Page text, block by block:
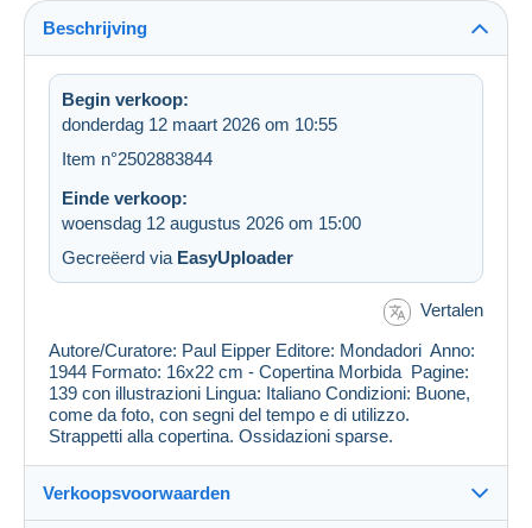
Beschrijving
Begin verkoop:
donderdag 12 maart 2026 om 10:55
Item n°2502883844
Einde verkoop:
woensdag 12 augustus 2026 om 15:00
Gecreëerd via EasyUploader
Vertalen
Autore/Curatore: Paul Eipper Editore: Mondadori Anno:
1944 Formato: 16x22 cm - Copertina Morbida Pagine:
139 con illustrazioni Lingua: Italiano Condizioni: Buone,
come da foto, con segni del tempo e di utilizzo.
Strappetti alla copertina. Ossidazioni sparse.
Verkoopsvoorwaarden